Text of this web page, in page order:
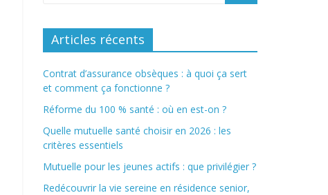
Articles récents
Contrat d’assurance obsèques : à quoi ça sert
et comment ça fonctionne ?
Réforme du 100 % santé : où en est-on ?
Quelle mutuelle santé choisir en 2026 : les
critères essentiels
Mutuelle pour les jeunes actifs : que privilégier ?
Redécouvrir la vie sereine en résidence senior,